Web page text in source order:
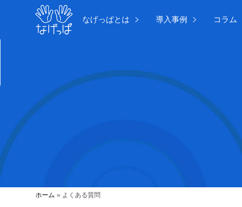
なげっぱとは 導入事例 コラム
ホーム » よくある質問